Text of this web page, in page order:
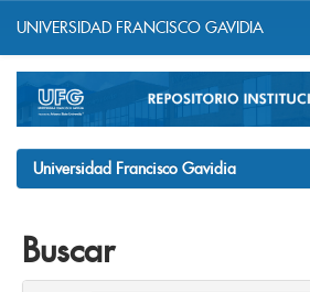
navigation
UNIVERSIDAD FRANCISCO GAVIDIA
Universidad Francisco Gavidia
Buscar